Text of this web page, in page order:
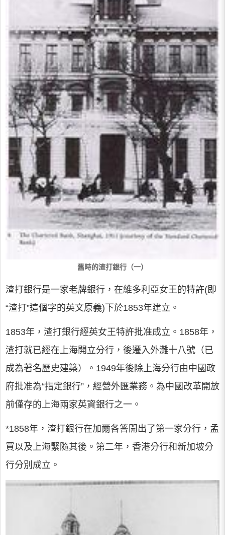
舊時的渣打銀行（一）
渣打銀行是一家老牌銀行，在維多利亞女王的特許(即
“渣打”這個字的英文原義)下於1853年建立。
1853年，渣打銀行經英女王特許批准成立。1858年，
渣打就已經在上海開立分行，後遷入外灘十八號（已
成為著名歷史建築）。1949年後除上海分行由中國政
府批准為“指定銀行”，經營外匯業務。為中國改革開放
前僅存的上海兩家英資銀行之一。
*1858年，渣打銀行在加爾各答開出了第一家分行，孟
買以及上海緊隨其後。第二年，香港分行和新加坡分
行分別成立。